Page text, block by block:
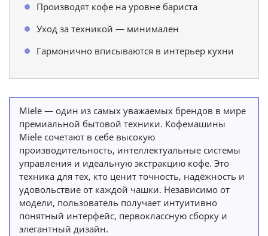
Производят кофе на уровне бариста
Уход за техникой — минимален
Гармонично вписываются в интерьер кухни
Miele — один из самых уважаемых брендов в мире
премиальной бытовой техники. Кофемашины
Miele сочетают в себе высокую
производительность, интеллектуальные системы
управления и идеальную экстракцию кофе. Это
техника для тех, кто ценит точность, надёжность и
удовольствие от каждой чашки. Независимо от
модели, пользователь получает интуитивно
понятный интерфейс, первоклассную сборку и
элегантный дизайн.